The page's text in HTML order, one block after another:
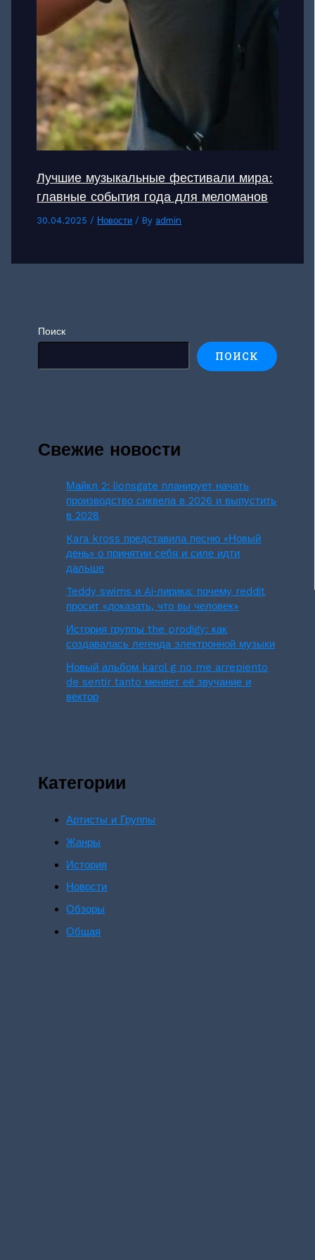
Лучшие музыкальные фестивали мира:
главные события года для меломанов
30.04.2025 / Новости / By admin
Поиск
ПОИСК
Свежие новости
Майкл 2: lionsgate планирует начать
производство сиквела в 2026 и выпустить
в 2028
Kara kross представила песню «Новый
день» о принятии себя и силе идти
дальше
Teddy swims и Ai‑лирика: почему reddit
просит «доказать, что вы человек»
История группы the prodigy: как
создавалась легенда электронной музыки
Новый альбом karol g no me arrepiento
de sentir tanto меняет её звучание и
вектор
Категории
Артисты и Группы
Жанры
История
Новости
Обзоры
Общая